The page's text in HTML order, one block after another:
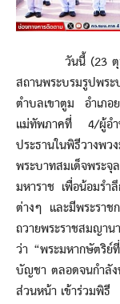
วันนี้ (23 ตุลาค
สถานพระบรมรูปพระ
ตำบลเขาตูม อำเภ
แม่ทัพภาคที่ 4/ผู้อำ
ประธานในพิธีวางพ
พระบาทสมเด็จพระ
มหาราช เพื่อน้อมรำ
ต่างๆ และมีพระราช
ถวายพระราชสมญา
ว่า “พระมหากษัตริย์
บัญชา ตลอดจนกำลัง
ส่วนหน้า เข้าร่วมพิธี